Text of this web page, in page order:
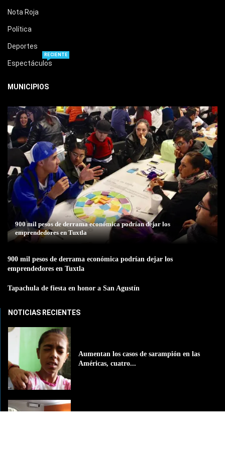
Nota Roja
Política
Deportes
Espectáculos
RECIENTE
MUNICIPIOS
900 mil pesos de derrama económica podrían dejar los
emprendedores en Tuxtla
900 mil pesos de derrama económica podrían dejar los
emprendedores en Tuxtla
Tapachula de fiesta en honor a San Agustín
NOTICIAS RECIENTES
Aumentan los casos de sarampión en las
Américas, cuatro...